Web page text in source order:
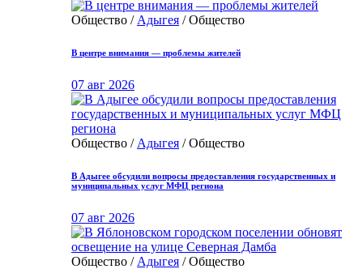
Общество / Адыгея / Общество
В центре внимания — проблемы жителей
07 авг 2026
Общество / Адыгея / Общество
В Адыгее обсудили вопросы предоставления государственных и
муниципальных услуг МФЦ региона
07 авг 2026
Общество / Адыгея / Общество